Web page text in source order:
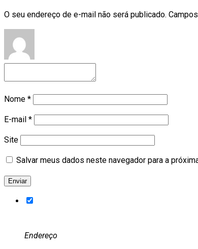
O seu endereço de e-mail não será publicado.
Nome *
E-mail *
Site
Salvar meus dados neste navegador para a
Endereço